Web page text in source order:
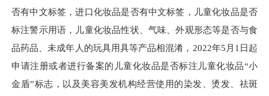
否有中文标签，进口化妆品是否有中文标签，儿童化妆品是否
标注警示用语，儿童化妆品性状、气味、外观形态等是否与食
品药品、未成年人的玩具用具等产品相混淆，2022年5月1日起
申请注册或者进行备案的儿童化妆品是否标注儿童化妆品“小
金盾”标志，以及美容美发机构经营使用的染发、烫发、祛斑